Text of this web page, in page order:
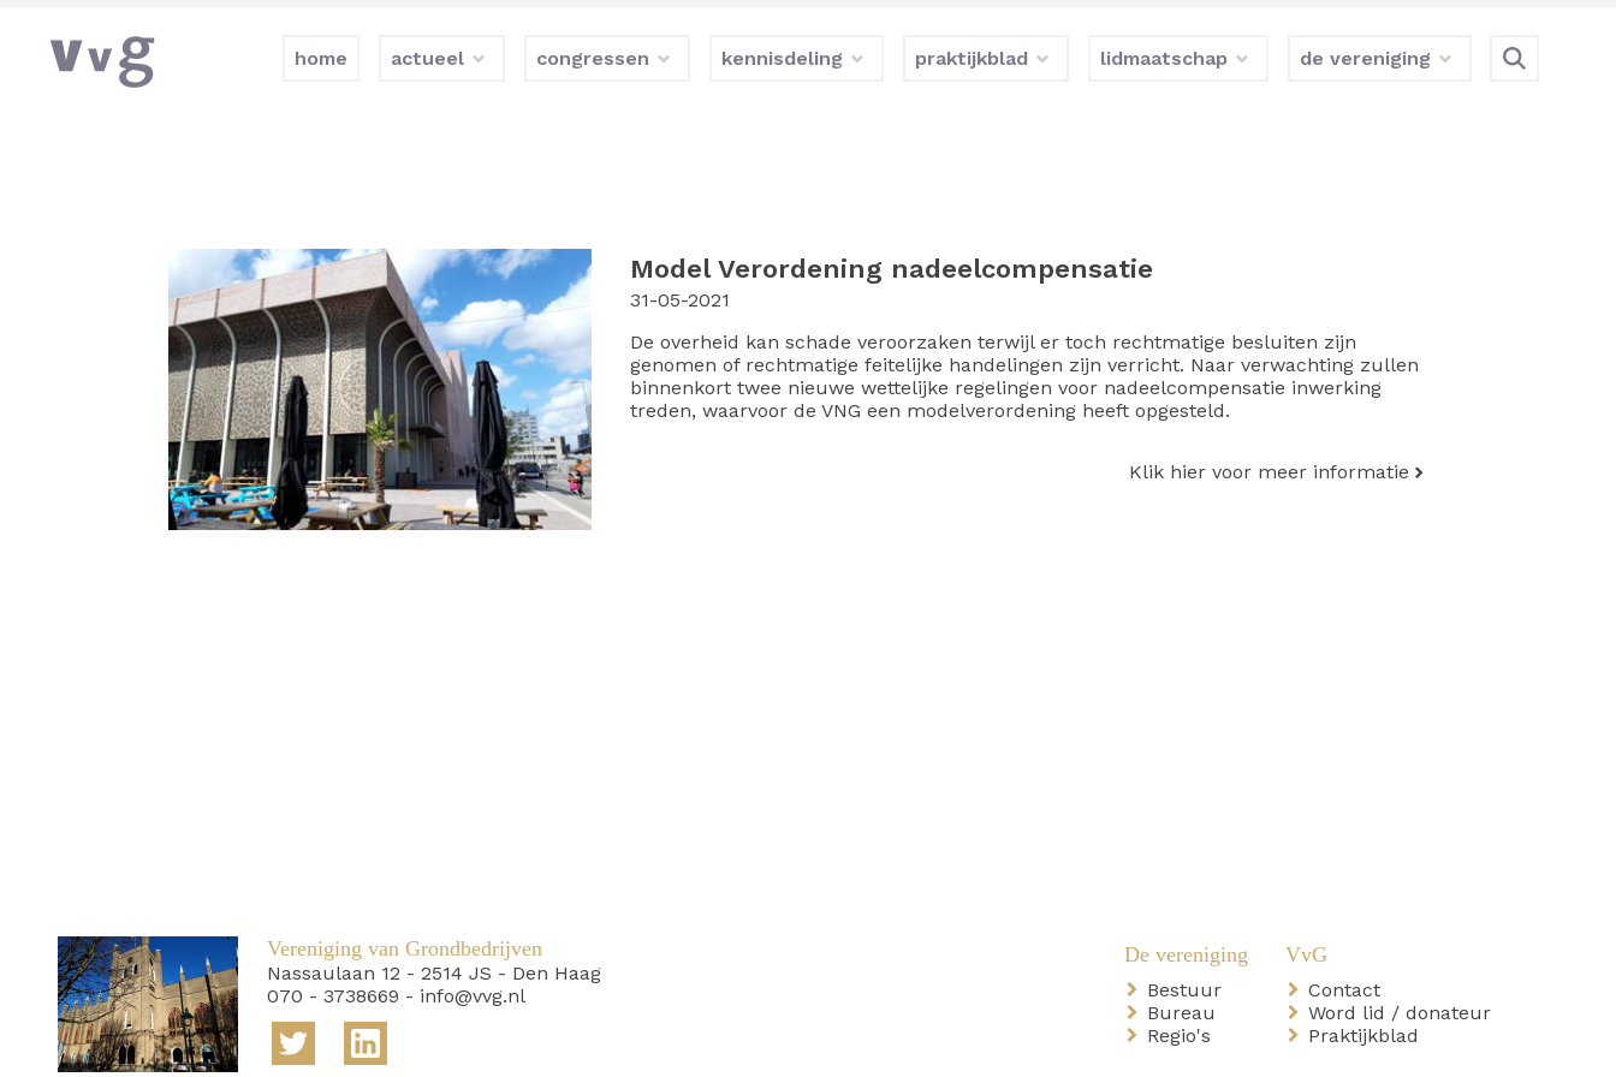
home actueel congressen kennisdeling praktijkblad lidmaatschap de vereniging
Model Verordening nadeelcompensatie
31-05-2021
De overheid kan schade veroorzaken terwijl er toch rechtmatige besluiten zijn
genomen of rechtmatige feitelijke handelingen zijn verricht. Naar verwachting zullen
binnenkort twee nieuwe wettelijke regelingen voor nadeelcompensatie inwerking
treden, waarvoor de VNG een modelverordening heeft opgesteld.
Klik hier voor meer informatie
Vereniging van Grondbedrijven
Nassaulaan 12 - 2514 JS - Den Haag
070 - 3738669 - info@vvg.nl
Bestuur
Bureau
Regio's
Contact
Word lid / donateur
Praktijkblad